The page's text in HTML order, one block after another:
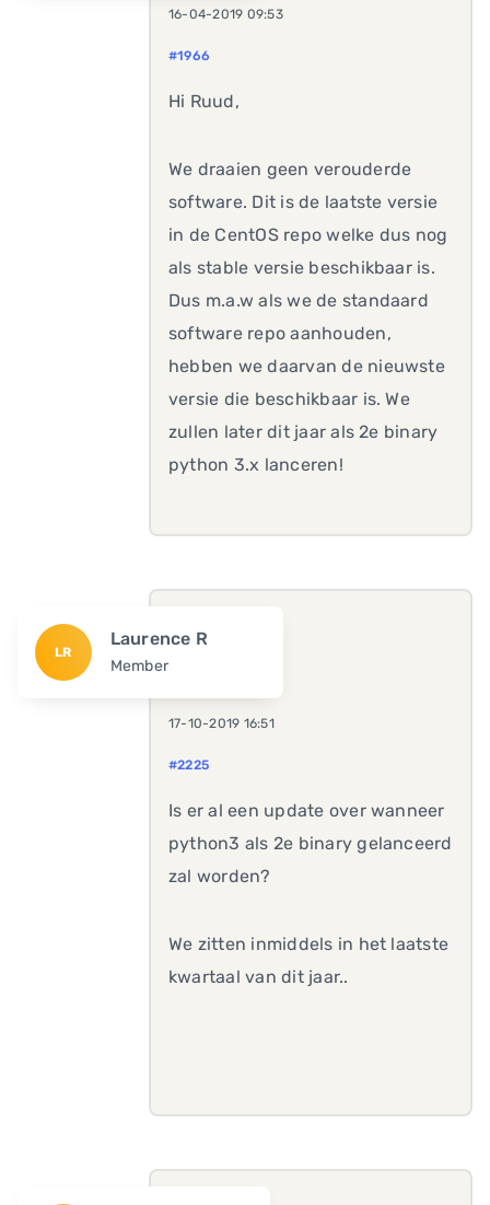
16-04-2019 09:53
#1966
Hi Ruud,
We draaien geen verouderde
software. Dit is de laatste versie
in de CentOS repo welke dus nog
als stable versie beschikbaar is.
Dus m.a.w als we de standaard
software repo aanhouden,
hebben we daarvan de nieuwste
versie die beschikbaar is. We
zullen later dit jaar als 2e binary
python 3.x lanceren!
LR
Laurence R
Member
17-10-2019 16:51
#2225
Is er al een update over wanneer
python3 als 2e binary gelanceerd
zal worden?
We zitten inmiddels in het laatste
kwartaal van dit jaar..